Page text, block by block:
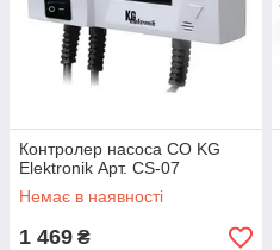
Контролер насоса СО KG
Elektronik Арт. CS-07
Немає в наявності
1 469 ₴